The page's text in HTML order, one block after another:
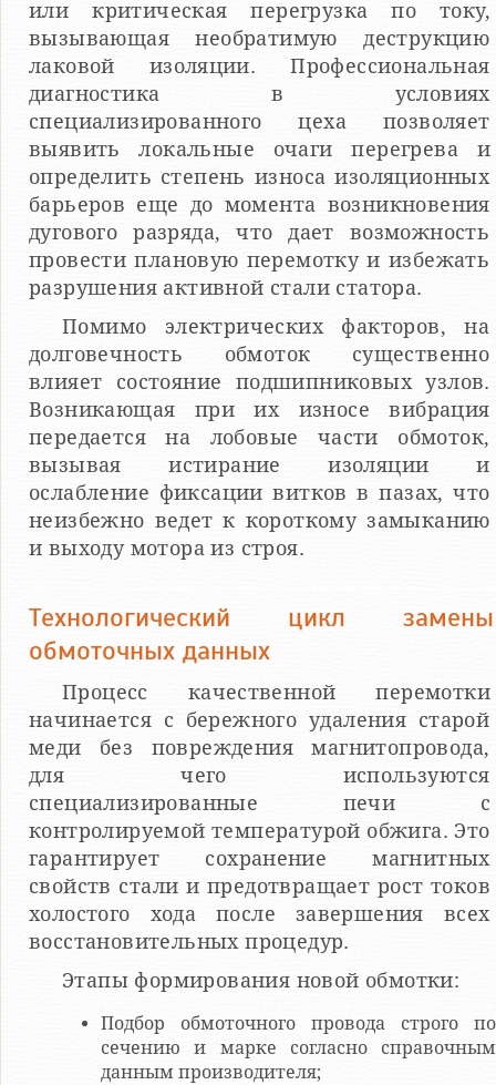
или критическая перегрузка по току,
вызывающая необратимую деструкцию
лаковой изоляции. Профессиональная
диагностика в условиях
специализированного цеха позволяет
выявить локальные очаги перегрева и
определить степень износа изоляционных
барьеров еще до момента возникновения
дугового разряда, что дает возможность
провести плановую перемотку и избежать
разрушения активной стали статора.
Помимо электрических факторов, на
долговечность обмоток существенно
влияет состояние подшипниковых узлов.
Возникающая при их износе вибрация
передается на лобовые части обмоток,
вызывая истирание изоляции и
ослабление фиксации витков в пазах, что
неизбежно ведет к короткому замыканию
и выходу мотора из строя.
Технологический цикл замены
обмоточных данных
Процесс качественной перемотки
начинается с бережного удаления старой
меди без повреждения магнитопровода,
для чего используются
специализированные печи с
контролируемой температурой обжига. Это
гарантирует сохранение магнитных
свойств стали и предотвращает рост токов
холостого хода после завершения всех
восстановительных процедур.
Этапы формирования новой обмотки:
Подбор обмоточного провода строго по
сечению и марке согласно справочным
данным производителя;